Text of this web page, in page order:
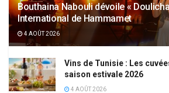
Bouthaina Nabouli dévoile «
International de Hammamet
4 AOÛT 2026
Vins de Tunisie : Les
saison estivale 2026
4 AOÛT 2026